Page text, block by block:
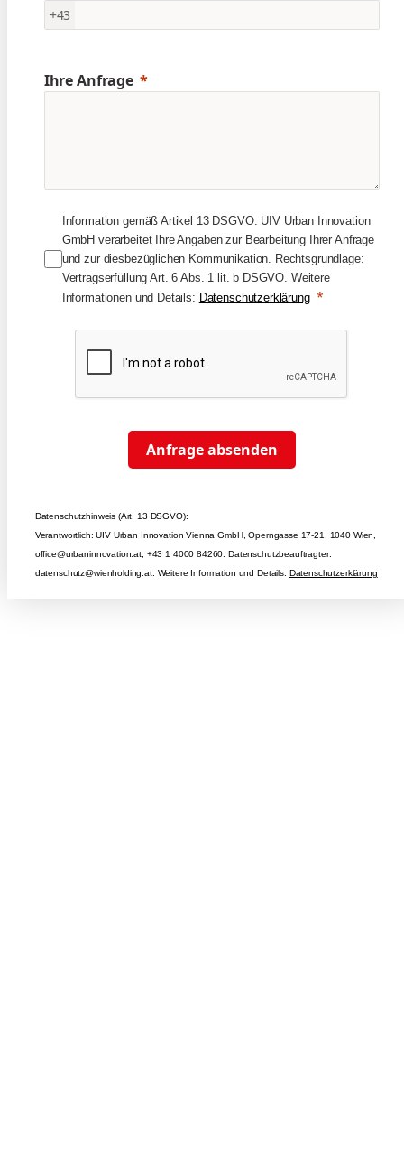
+43
Ihre Anfrage
Information gemäß Artikel 13 DSGVO: UIV Urban Innovation
GmbH verarbeitet Ihre Angaben zur Bearbeitung Ihrer Anfrage
und zur diesbezüglichen Kommunikation. Rechtsgrundlage:
Vertragserfüllung Art. 6 Abs. 1 lit. b DSGVO. Weitere
Informationen und Details: Datenschutzerklärung
Anfrage absenden
Datenschutzhinweis (Art. 13 DSGVO):
Verantwortlich: UIV Urban Innovation Vienna GmbH, Operngasse 17-21, 1040 Wien,
office@urbaninnovation.at, +43 1 4000 84260. Datenschutzbeauftragter:
datenschutz@wienholding.at. Weitere Information und Details: Datenschutzerklärung